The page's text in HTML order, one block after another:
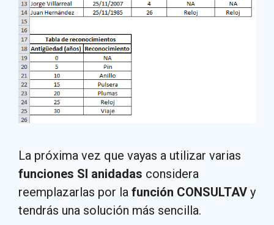
La próxima vez que vayas a utilizar varias
funciones SI anidadas considera
reemplazarlas por la función CONSULTAV y
tendrás una solución más sencilla.